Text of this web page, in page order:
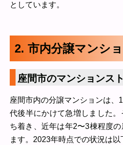
としています。
2. 市内分譲マンシ
座間市のマンションス
座間市内の分譲マンションは、
代後半にかけて急増しました
ち着き、近年は年2〜3棟程度
ます。2023年時点での状況は以